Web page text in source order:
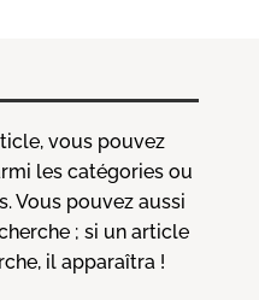
vous pouvez
les catégories ou
Vous pouvez aussi
; si un article
il apparaîtra !